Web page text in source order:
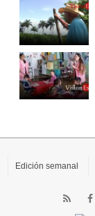
Edición semanal